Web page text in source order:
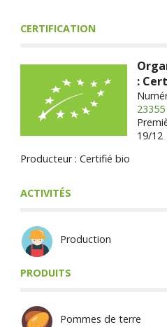
CERTIFICATION
:
23355
19/12
Producteur : Certifié bio
ACTIVITÉS
Production
PRODUITS
Pommes de terre